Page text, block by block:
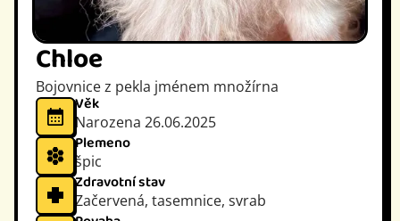
Chloe
Bojovnice z pekla jménem množírna
Věk
Narozena 26.06.2025
Plemeno
špic
Zdravotní stav
Začervená, tasemnice, svrab